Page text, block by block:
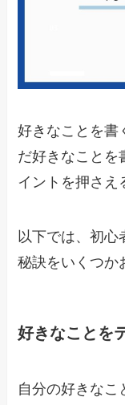
好きなことを書
だ好きなことを
イントを押さえ
以下では、初
秘訣をいくつか
好きなことを
自分の好きなこ